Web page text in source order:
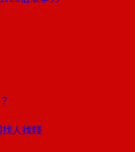
人找錢